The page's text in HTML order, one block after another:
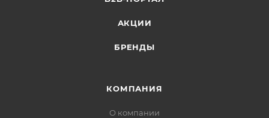
АКЦИИ
БРЕНДЫ
КОМПАНИЯ
О компании